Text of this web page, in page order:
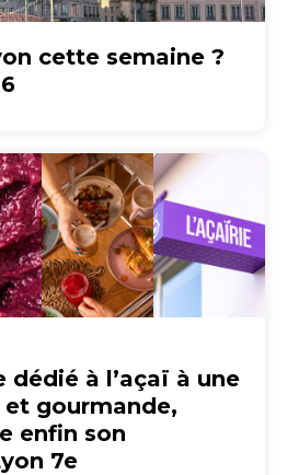
cette semaine ?
dédié à l’açaï à une
et gourmande,
enfin son
7e